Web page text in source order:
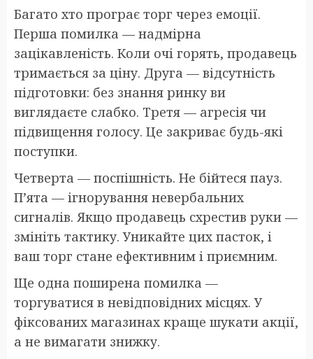
Багато хто програє торг через емоції.
Перша помилка — надмірна
зацікавленість. Коли очі горять, продавець
тримається за ціну. Друга — відсутність
підготовки: без знання ринку ви
виглядаєте слабко. Третя — агресія чи
підвищення голосу. Це закриває будь-які
поступки.
Четверта — поспішність. Не бійтеся пауз.
П’ята — ігнорування невербальних
сигналів. Якщо продавець схрестив руки —
змініть тактику. Уникайте цих пасток, і
ваш торг стане ефективним і приємним.
Ще одна поширена помилка —
торгуватися в невідповідних місцях. У
фіксованих магазинах краще шукати акції,
а не вимагати знижку.